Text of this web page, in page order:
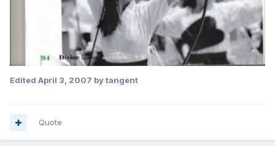
Edited April 3, 2007 by tangent
Quote